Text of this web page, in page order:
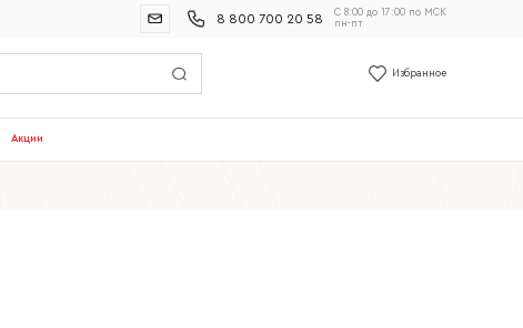
8 800 700 20 58
С 8:00 до 17:00 по МСК
пн-пт
Избранное
Акции